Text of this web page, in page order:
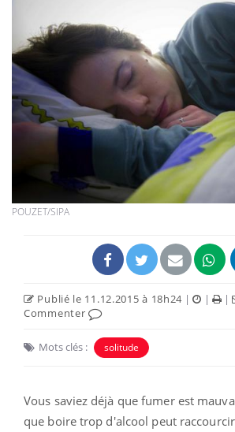
POUZET/SIPA
Publié le 11.12.2015 à 18h24 | | |
Commenter
Mots clés : solitude
Vous saviez déjà que fumer est
que boire trop d'alcool peut